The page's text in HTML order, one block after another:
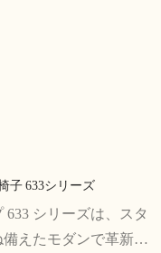
子 633シリーズ
シリーズは、スタ
えたモダンで革新的